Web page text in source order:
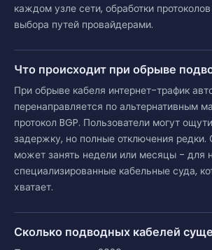
каждом узле сети, обработки
выбора путей провайдерами.
Что происходит при обрыве
При обрыве кабеля интернет-трафик
перенаправляется по альтернативным
протокол BGP. Пользователи могут
задержку, но полные отключения редки.
может занять недели или месяцы - для
специализированные кабельные суда,
хватает.
Сколько подводных кабелей